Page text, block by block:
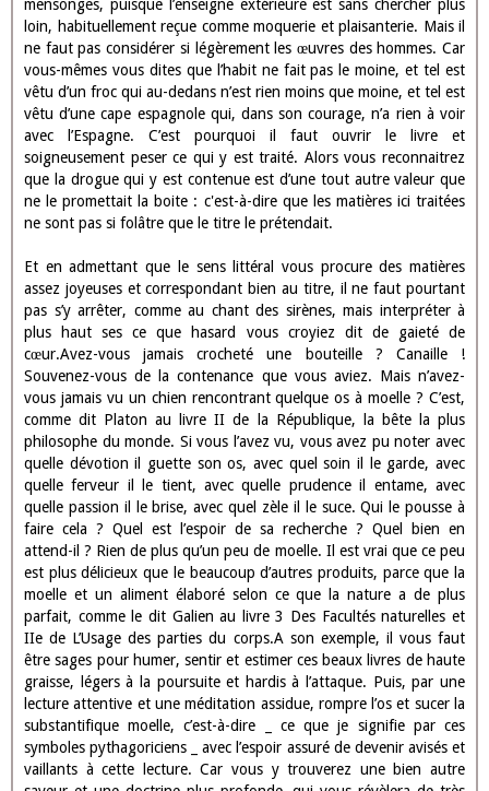
intelligence plus qu’humaine, une force d’âme merveilleuse, un
courage invincible, une sobriété sans égale, une égalité d’âme
sans faille, une assurance parfaite, un détachement incroyable à
l’égard de tout ce pour quoi les humains veillent, courent,
travaillent, naviguent et bataillent.
A quoi tend, à votre avis, ce prélude et coup d’essai ? C’est que
vous, mes bons disciples, et quelques autres fous oisifs, en lisant
les joyeux titres de quelques livres de votre invention, comme
Gargantua, Pantagruel, Fesse pinte. La dignité des braguettes,
des pois au lard avec commentaire, etc., vous pensez trop
mensonges, puisque l’enseigne extérieure est sans chercher plus
loin, habituellement reçue comme moquerie et plaisanterie. Mais il
ne faut pas considérer si légèrement les œuvres des hommes. Car
vous-mêmes vous dites que l’habit ne fait pas le moine, et tel est
vêtu d’un froc qui au-dedans n’est rien moins que moine, et tel est
vêtu d’une cape espagnole qui, dans son courage, n’a rien à voir
avec l’Espagne. C’est pourquoi il faut ouvrir le livre et
soigneusement peser ce qui y est traité. Alors vous reconnaitrez
que la drogue qui y est contenue est d’une tout autre valeur que
ne le promettait la boite : c'est-à-dire que les matières ici traitées
ne sont pas si folâtre que le titre le prétendait.
Et en admettant que le sens littéral vous procure des matières
assez joyeuses et correspondant bien au titre, il ne faut pourtant
pas s’y arrêter, comme au chant des sirènes, mais interpréter à
plus haut ses ce que hasard vous croyiez dit de gaieté de
cœur.Avez-vous jamais crocheté une bouteille ? Canaille !
Souvenez-vous de la contenance que vous aviez. Mais n’avez-
vous jamais vu un chien rencontrant quelque os à moelle ? C’est,
comme dit Platon au livre II de la République, la bête la plus
philosophe du monde. Si vous l’avez vu, vous avez pu noter avec
quelle dévotion il guette son os, avec quel soin il le garde, avec
quelle ferveur il le tient, avec quelle prudence il entame, avec
quelle passion il le brise, avec quel zèle il le suce. Qui le pousse à